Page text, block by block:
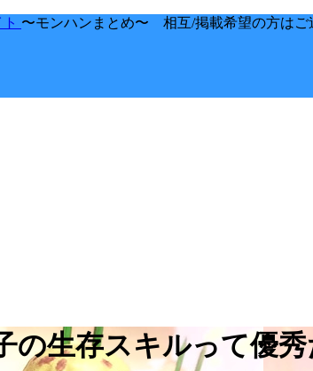
〜モンハンまとめ〜 相互/掲載希望の方はご
の生存スキルって優